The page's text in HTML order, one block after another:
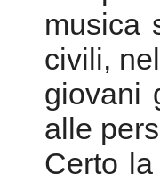
musica
civili,
giovani
alle
Certo